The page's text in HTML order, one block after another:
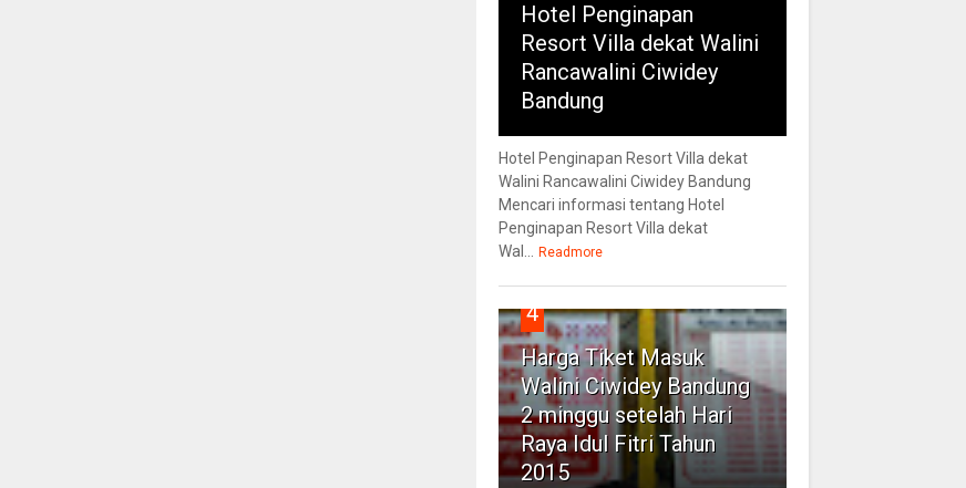
Hotel Penginapan
Resort Villa dekat Walini
Rancawalini Ciwidey
Bandung
Hotel Penginapan Resort Villa dekat
Walini Rancawalini Ciwidey Bandung
Mencari informasi tentang Hotel
Penginapan Resort Villa dekat
Wal... Readmore
4
Harga Tiket Masuk
Walini Ciwidey Bandung
2 minggu setelah Hari
Raya Idul Fitri Tahun
2015